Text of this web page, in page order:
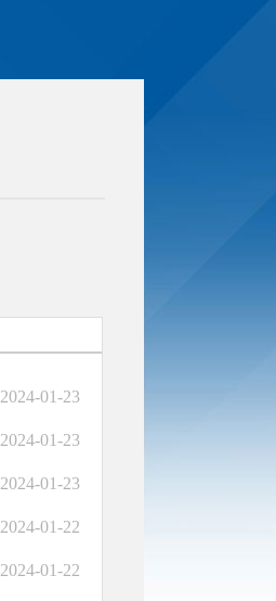
2024-01-23
2024-01-23
2024-01-23
2024-01-22
2024-01-22